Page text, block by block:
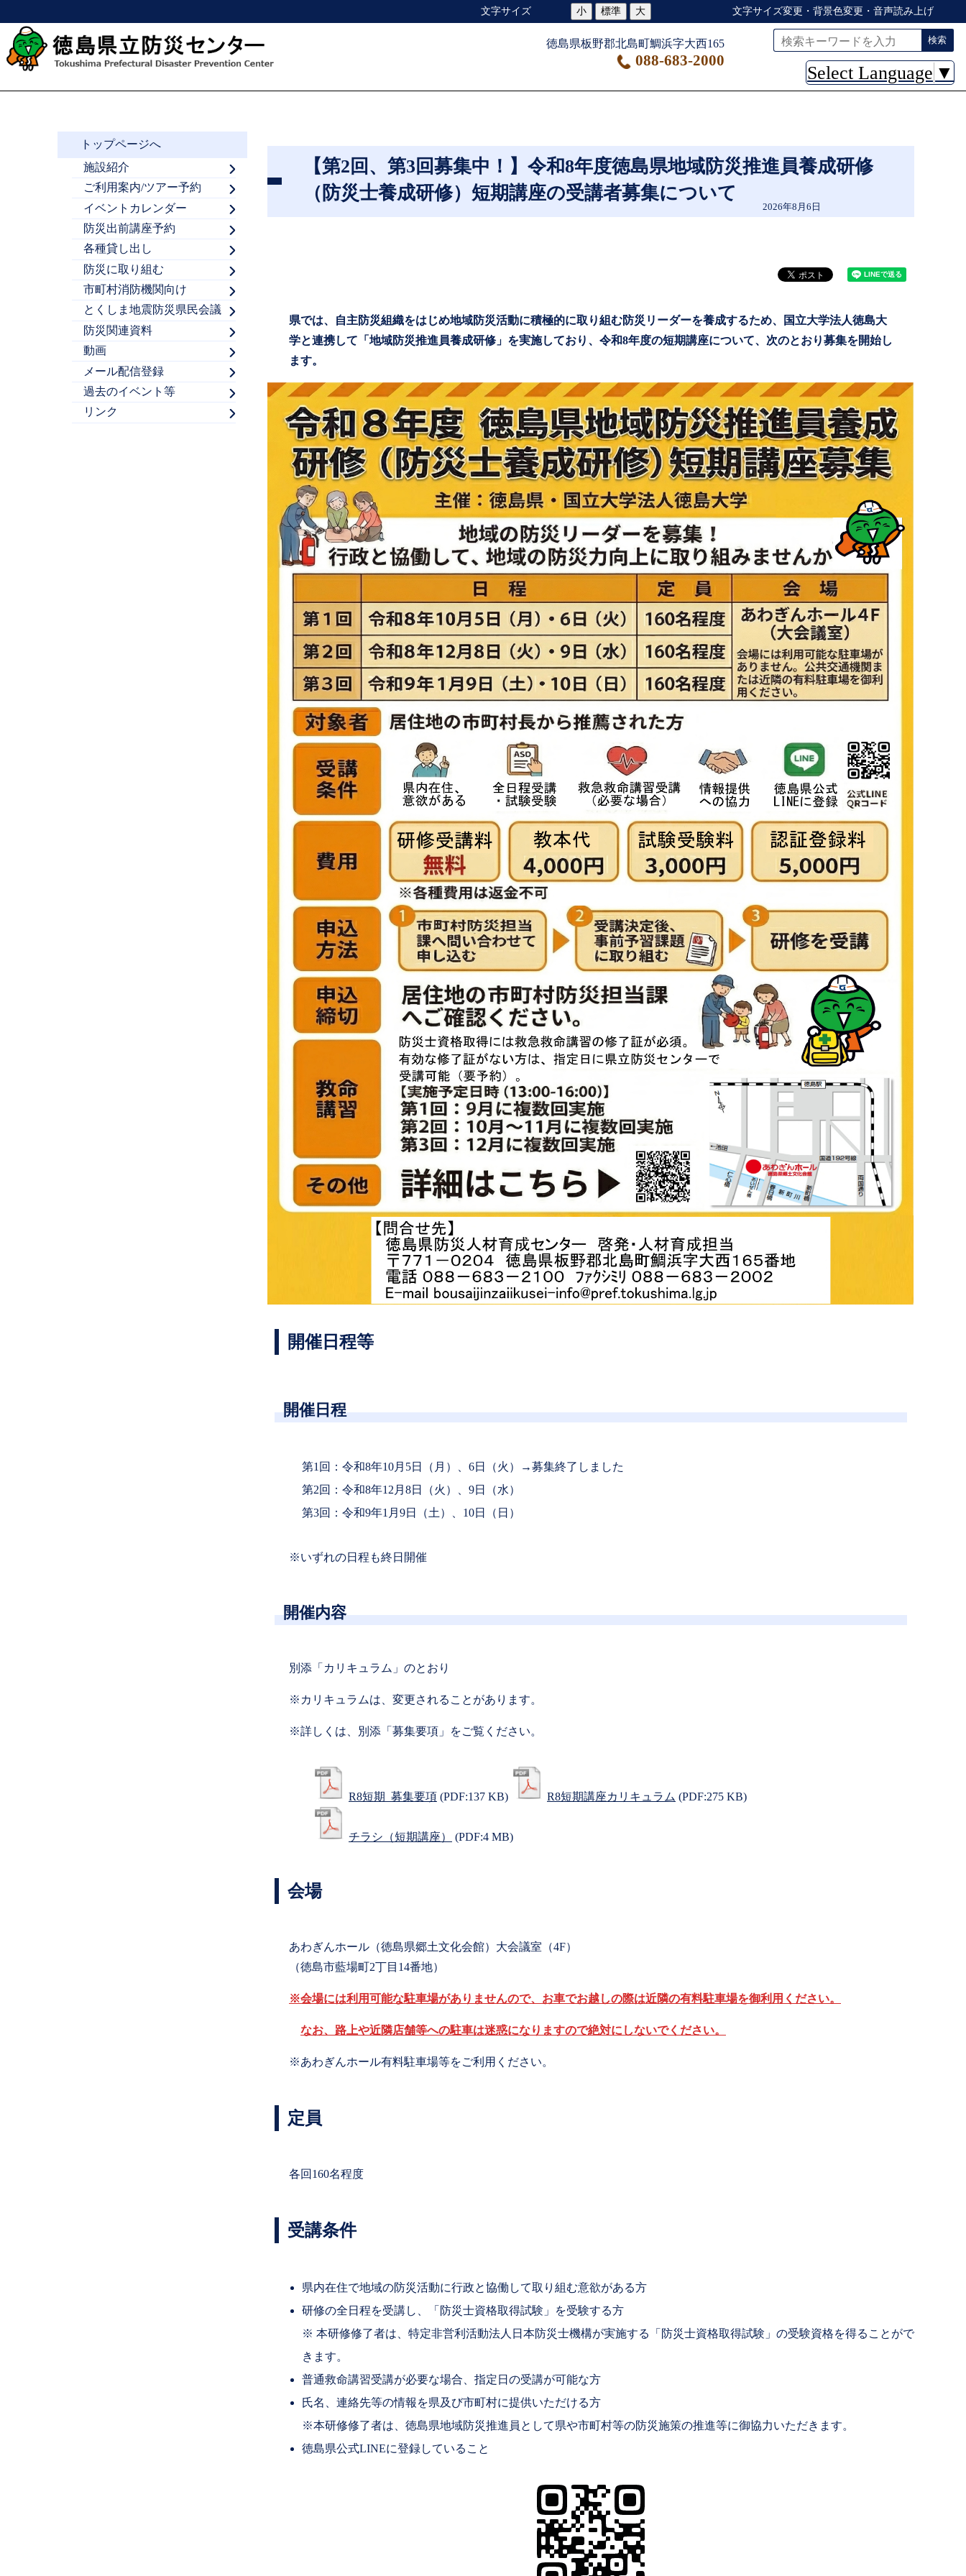
文字サイズ 小 標準 大 文字サイズ変更・背景色変更・音声読み上げ
徳島県板野郡北島町鯛浜字大西165
088-683-2000
検索
Select Language ▼
トップページへ
施設紹介
ご利用案内/ツアー予約
イベントカレンダー
防災出前講座予約
各種貸し出し
防災に取り組む
市町村消防機関向け
とくしま地震防災県民会議
防災関連資料
動画
メール配信登録
過去のイベント等
リンク
【第2回、第3回募集中！】令和8年度徳島県地域防災推進員養成研修
（防災士養成研修）短期講座の受講者募集について
2026年8月6日
県では、自主防災組織をはじめ地域防災活動に積極的に取り組む防災リーダーを養成するため、国立大学法人徳島大
学と連携して「地域防災推進員養成研修」を実施しており、令和8年度の短期講座について、次のとおり募集を開始し
ます。
開催日程等
開催日程
第1回：令和8年10月5日（月）、6日（火）→募集終了しました
第2回：令和8年12月8日（火）、9日（水）
第3回：令和9年1月9日（土）、10日（日）
※いずれの日程も終日開催
開催内容
別添「カリキュラム」のとおり
※カリキュラムは、変更されることがあります。
※詳しくは、別添「募集要項」をご覧ください。
R8短期_募集要項 (PDF:137 KB) R8短期講座カリキュラム (PDF:275 KB)
チラシ（短期講座） (PDF:4 MB)
会場
あわぎんホール（徳島県郷土文化会館）大会議室（4F）
（徳島市藍場町2丁目14番地）
※会場には利用可能な駐車場がありませんので、お車でお越しの際は近隣の有料駐車場を御利用ください。
なお、路上や近隣店舗等への駐車は迷惑になりますので絶対にしないでください。
※あわぎんホール有料駐車場等をご利用ください。
定員
各回160名程度
受講条件
県内在住で地域の防災活動に行政と協働して取り組む意欲がある方
研修の全日程を受講し、「防災士資格取得試験」を受験する方
※ 本研修修了者は、特定非営利活動法人日本防災士機構が実施する「防災士資格取得試験」の受験資格を得ることがで
きます。
普通救命講習受講が必要な場合、指定日の受講が可能な方
氏名、連絡先等の情報を県及び市町村に提供いただける方
※本研修修了者は、徳島県地域防災推進員として県や市町村等の防災施策の推進等に御協力いただきます。